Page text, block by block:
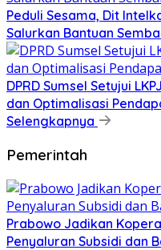
Peduli Sesama, Dit
Salurkan Bantuan
DPRD Sumsel Setujui
dan Optimalisasi
Selengkapnya
Pemerintah
Prabowo Jadikan
Penyaluran Subsidi dan